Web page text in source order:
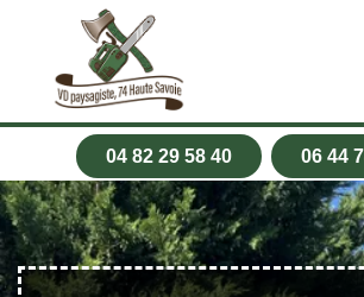
04 82 29 58 40 06 44